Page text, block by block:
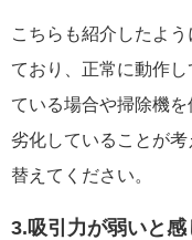
こちらも紹介したよ
ており、正常に動作
ている場合や掃除機
劣化していることが
替えてください。
3.吸引力が弱いと感